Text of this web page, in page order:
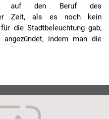
auf den Beruf des
Zeit, als es noch kein
die Stadtbeleuchtung gab,
indem man die